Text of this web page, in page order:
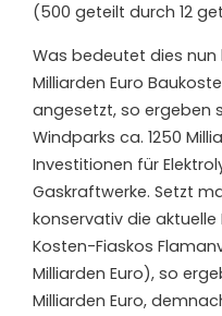
(500 geteilt durch 12
Was bedeutet dies nun
Milliarden Euro
angesetzt, so ergeben
Windparks ca. 1250
Investitionen für
Gaskraftwerke. Setzt
konservativ die
Kosten-Fiaskos
Milliarden Euro), so
Milliarden Euro,